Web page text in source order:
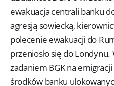
ewakuacja centrali banku
agresją sowiecką,
polecenie ewakuacji do
przeniosło się do
zadaniem BGK na
środków banku